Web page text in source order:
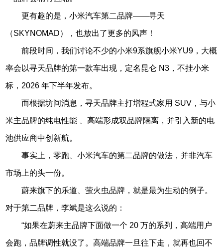
更有趣的是，小米汽车第二品牌——寻天
（SKYNOMAD），也放出了更多的风声！
前段时间，我们讨论不少的小米9系旗舰小米YU9，大概
率会以寻天品牌的第一款车出现，定名昆仑 N3，不挂小米
标，2026 年下半年发布。
而根据坊间消息，寻天品牌主打增程式家用 SUV，与小
米主品牌的纯电性能 、高端形成双品牌隔离，并引入新的电
池供应商中创新航。
事实上，零跑、小米汽车的第二品牌的做法，并非汽车
市场上的头一份。
蔚来旗下的乐道、萤火虫品牌，就是最为生动的例子。
对于第二品牌，李斌是这么说的：
“如果在蔚来主品牌下面做一个 20 万的系列，高端用户
会跑，品牌调性就没了。高端品牌一旦往下走，就再也回不